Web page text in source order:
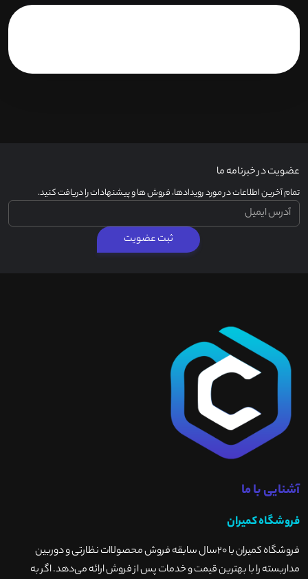
عضویت در خبرنامه ما
تمام آخرین اطلاعات در مورد رویدادها، فروش ها و پیشنهادات را دریافت کنید.
ثبت عضویت
آشنایی با ما
فروشگاه کمیران
فروشگاه کمیران با ۲۰سال سابقه فروش محصولاات نظارتی و دوربین
مداربسته را با بهترین قیمت و خدمات پس از فروش ارائه می‌دهد. اگر به